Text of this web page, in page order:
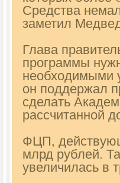
Средства
заметил
Глава
программы
необходимыми
он поддержал
сделать
рассчитанной
ФЦП,
млрд рублей.
увеличилась в